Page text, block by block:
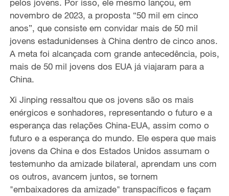
pelos jovens. Por isso, ele mesmo lançou, em
novembro de 2023, a proposta “50 mil em cinco
anos”, que consiste em convidar mais de 50 mil
jovens estadunidenses à China dentro de cinco anos.
A meta foi alcançada com grande antecedência, pois,
mais de 50 mil jovens dos EUA já viajaram para a
China.
Xi Jinping ressaltou que os jovens são os mais
enérgicos e sonhadores, representando o futuro e a
esperança das relações China-EUA, assim como o
futuro e a esperança do mundo. Ele espera que mais
jovens da China e dos Estados Unidos assumam o
testemunho da amizade bilateral, aprendam uns com
os outros, avancem juntos, se tornem
"embaixadores da amizade" transpacíficos e façam